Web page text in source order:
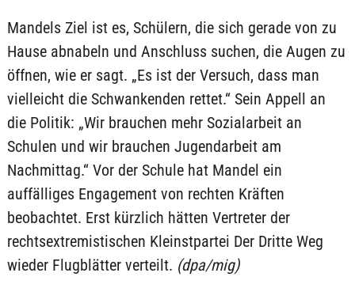
Mandels Ziel ist es, Schülern, die sich gerade von zu
Hause abnabeln und Anschluss suchen, die Augen zu
öffnen, wie er sagt. „Es ist der Versuch, dass man
vielleicht die Schwankenden rettet.“ Sein Appell an
die Politik: „Wir brauchen mehr Sozialarbeit an
Schulen und wir brauchen Jugendarbeit am
Nachmittag.“ Vor der Schule hat Mandel ein
auffälliges Engagement von rechten Kräften
beobachtet. Erst kürzlich hätten Vertreter der
rechtsextremistischen Kleinstpartei Der Dritte Weg
wieder Flugblätter verteilt. (dpa/mig)